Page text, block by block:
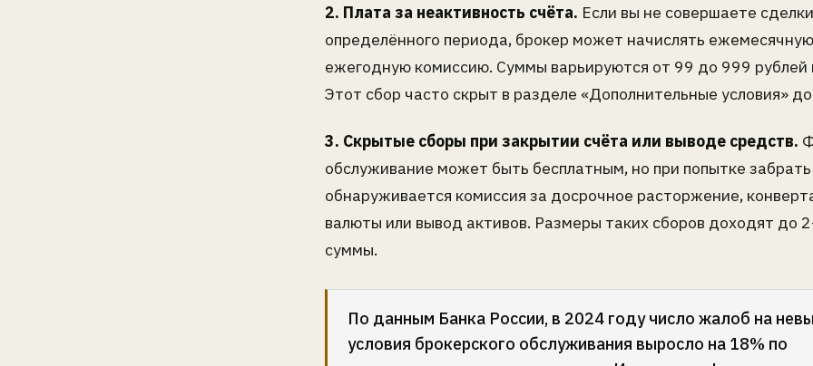
2. Плата за неактивность счёта. Если вы не совершаете
определённого периода, брокер может начислять
ежегодную комиссию. Суммы варьируются от 99 до 999 рублей
Этот сбор часто скрыт в разделе «Дополнительные условия»
3. Скрытые сборы при закрытии счёта или выводе средств.
обслуживание может быть бесплатным, но при попытке
обнаруживается комиссия за досрочное расторжение,
валюты или вывод активов. Размеры таких сборов доходят до
суммы.
По данным Банка России, в 2024 году число жалоб на
условия брокерского обслуживания выросло на 18% по